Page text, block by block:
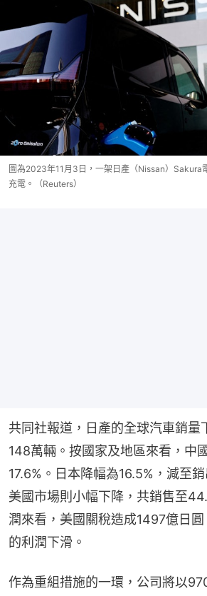
圖為2023年11月3日，一架日產（Nissan）Sakura
充電。（Reuters）
共同社報道，日產的全球汽車銷量
148萬輛。按國家及地區來看，中
17.6%。日本降幅為16.5%，減至
美國市場則小幅下降，共銷售至
潤來看，美國關稅造成1497億日圓
的利潤下滑。
作為重組措施的一環，公司將以